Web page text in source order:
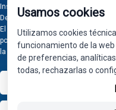
Inscrita en el Registro Mercantil de
Desarrollado porSeintosoft
El proyecto de inversión "0011-
por Gobierno de Navarra al
la inversión en pymes industriales
Usamos cookies
Utilizamos cookies
funcionamiento de la
de preferencias,
todas, rechazarlas o